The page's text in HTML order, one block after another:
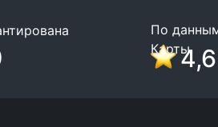
По
Карты4,6